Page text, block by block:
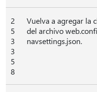
2
5
3
3
5
8
Vuelva a agregar la
del archivo
navsettings.json.